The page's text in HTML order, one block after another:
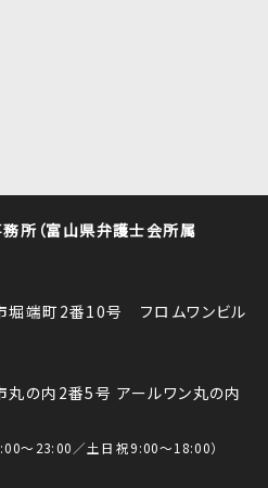
所（富山県弁護士会所属
端町2番10号 フロムワンビル
の内2番5号 アールワン丸の内
～23:00／土日祝9:00～18:00）